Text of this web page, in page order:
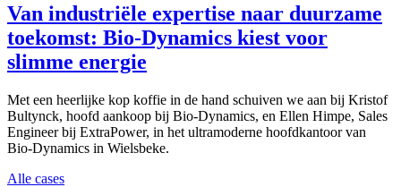
Van industriële expertise naar duurzame
toekomst: Bio-Dynamics kiest voor
slimme energie
Met een heerlijke kop koffie in de hand schuiven we aan bij Kristof
Bultynck, hoofd aankoop bij Bio-Dynamics, en Ellen Himpe, Sales
Engineer bij ExtraPower, in het ultramoderne hoofdkantoor van
Bio-Dynamics in Wielsbeke.
Alle cases